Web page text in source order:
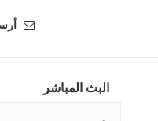
البث المباشر